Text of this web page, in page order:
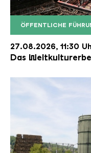
ÖFFENTLICHE
Der
Copyright:
27.08.2026, 11:30
Das